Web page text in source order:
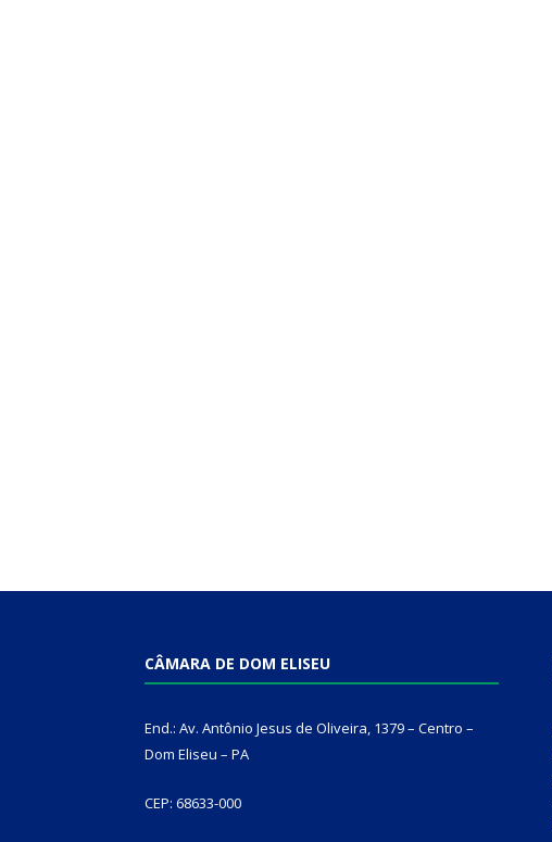
CÂMARA DE DOM ELISEU
End.: Av. Antônio Jesus de Oliveira, 1379 – Centro –
Dom Eliseu – PA
CEP: 68633-000